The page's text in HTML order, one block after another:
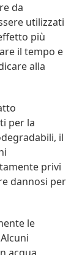
da
utilizzati
più
il tempo e
alla
per la
il
privi
dannosi per
le